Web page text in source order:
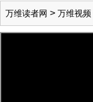
万维读者网 > 万维视频